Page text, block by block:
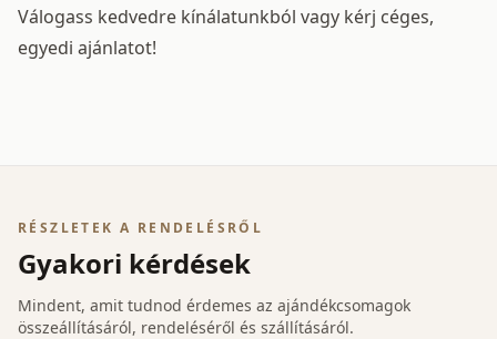
Válogass kedvedre kínálatunkból vagy kérj céges,
egyedi ajánlatot!
RÉSZLETEK A RENDELÉSRŐL
Gyakori kérdések
Mindent, amit tudnod érdemes az ajándékcsomagok
összeállításáról, rendeléséről és szállításáról.